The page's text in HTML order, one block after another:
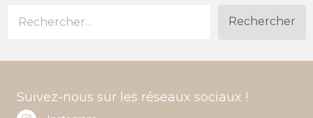
Rechercher
Suivez-nous sur les réseaux sociaux !